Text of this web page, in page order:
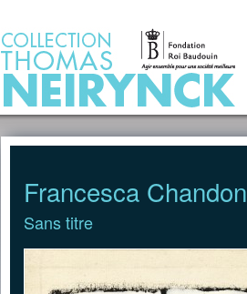
Francesca Chandon
Sans titre